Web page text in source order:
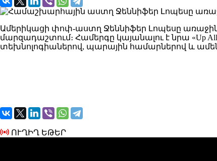
Ամերիկացի փոփ-աստղ Ջեննիֆեր Լոպեսը
մարզադաշտում։ Համերգը կայանալու է նրա «Up
տեխնոլոգիաներով, պարային համարներով և
ՈՒՂԻՂ ԵԹԵՐ